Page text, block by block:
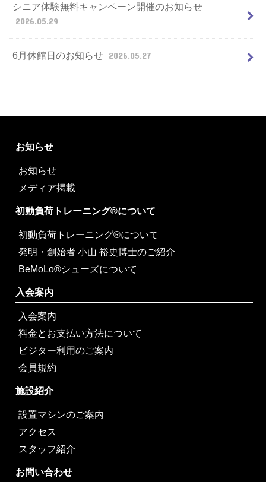
シニア体験無料キャンペーン開催のお知らせ
2026.05.29
6月休館日のお知らせ 2026.05.27
お知らせ
お知らせ
メディア掲載
初動負荷トレーニング®について
初動負荷トレーニング®について
発明・創始者 小山 裕史博士のご紹介
BeMoLo®シューズについて
入会案内
入会案内
料金とお支払い方法について
ビジター利用のご案内
会員規約
施設紹介
設置マシンのご案内
アクセス
スタッフ紹介
お問い合わせ